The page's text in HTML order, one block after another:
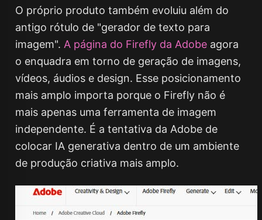
O próprio produto também evoluiu além do
antigo rótulo de "gerador de texto para
imagem". A página do Firefly da Adobeagora
o enquadra em torno de geração de imagens,
vídeos, áudios e design. Esse posicionamento
mais amplo importa porque o Firefly não é
mais apenas uma ferramenta de imagem
independente. É a tentativa da Adobe de
colocar IA generativa dentro de um ambiente
de produção criativa mais amplo.